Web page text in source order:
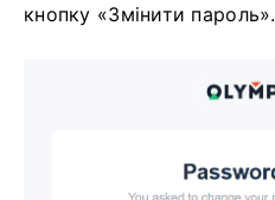
кнопку «Змінити пароль».